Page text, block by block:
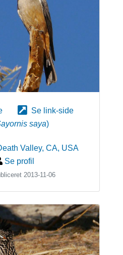
Se link-side
saya)
Valley, CA, USA
Se profil
2013-11-06